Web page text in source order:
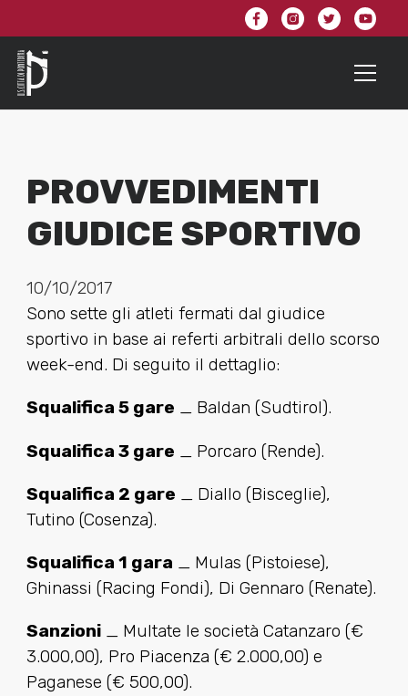
PROVVEDIMENTI
GIUDICE SPORTIVO
10/10/2017
Sono sette gli atleti fermati dal giudice
sportivo in base ai referti arbitrali dello scorso
week-end. Di seguito il dettaglio:
Squalifica 5 gare _ Baldan (Sudtirol).
Squalifica 3 gare _ Porcaro (Rende).
Squalifica 2 gare _ Diallo (Bisceglie),
Tutino (Cosenza).
Squalifica 1 gara _ Mulas (Pistoiese),
Ghinassi (Racing Fondi), Di Gennaro (Renate).
Sanzioni_ Multate le società Catanzaro (€
3.000,00), Pro Piacenza (€ 2.000,00) e
Paganese (€ 500,00).